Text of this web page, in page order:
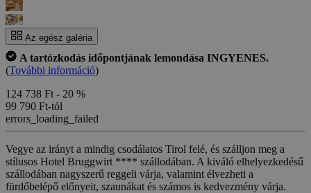
Az egész galéria
A tartózkodás időpontjának lemondása INGYENES.
(További információ)
124 738 Ft - 20 %
99 790 Ft-tól
errors_loading_failed
Vegye az irányt a mindig csodálatos Tirol felé, és szálljon meg a
stílusos Hotel Bruggwirt **** szállodában. A kiváló elhelyezkedésű
szállodában nagyszerű reggeli várja, valamint élvezheti a
fürdőbelépő előnyeit, szaunákat és számos is kedvezmény várja.